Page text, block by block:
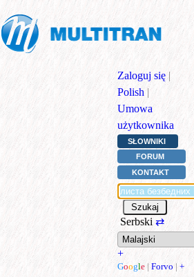
Zaloguj się |
Polish |
Umowa
użytkownika
SŁOWNIKI
FORUM
KONTAKT
Serbski ⇄
+
Google | Forvo | +